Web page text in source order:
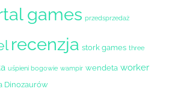
games przedsprzedaż
recenzja stork games three
uśpieni bogowie wampir wendeta worker
Dinozaurów